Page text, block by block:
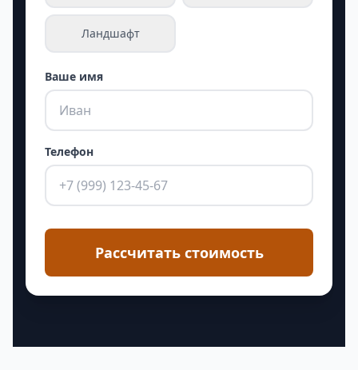
Ландшафт
Ваше имя
Телефон
Рассчитать стоимость